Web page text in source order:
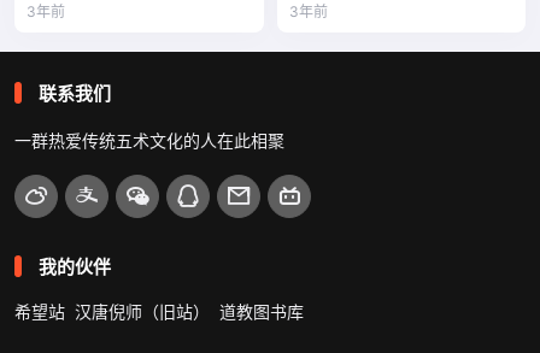
3年前 3年前
联系我们
一群热爱传统五术文化的人在此相聚
我的伙伴
希望站 汉唐倪师（旧站） 道教图书库